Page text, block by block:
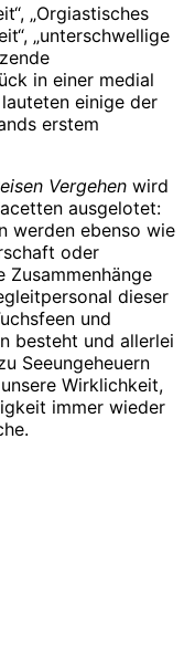
„Orgiastisches
„unterschwellige
in einer medial
einige der
erstem
Vergehen wird
ausgelotet:
werden ebenso wie
oder
Zusammenhänge
dieser
und
besteht und allerlei
Seeungeheuern
Wirklichkeit,
immer wieder